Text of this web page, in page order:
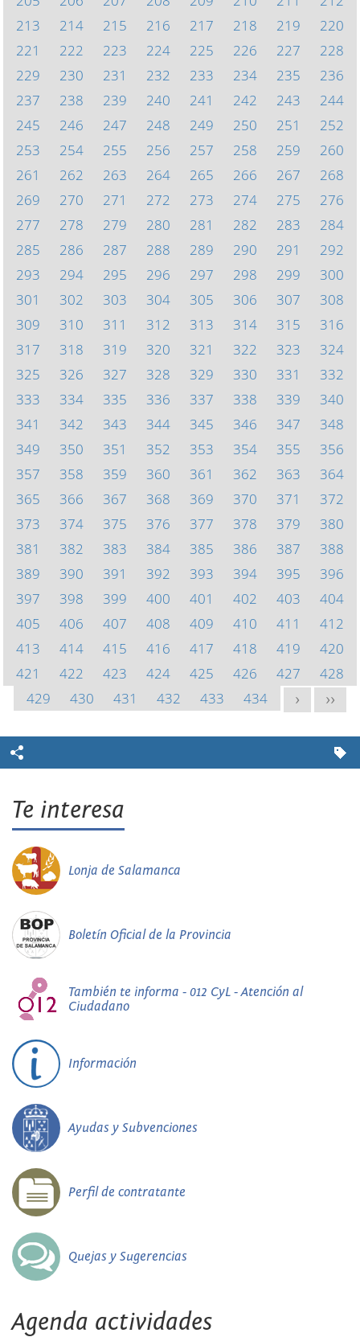
213
214 215 216 217 218 219
220
221
222 223 224 225 226 227
228
229
230 231 232 233 234 235
236
237
238 239 240 241 242 243
244
245
246 247 248 249 250 251
252
253
254 255 256 257 258 259
260
261
262 263 264 265 266 267
268
269
270 271 272 273 274 275
276
277
278 279 280 281 282 283
284
285
286 287 288 289 290 291
292
293
294 295 296 297 298 299
300
301
302 303 304 305 306 307
308
309
310 311 312 313 314 315
316
317
318 319 320 321 322 323
324
325
326 327 328 329 330 331
332
333
334 335 336 337 338 339
340
341
342 343 344 345 346 347
348
349
350 351 352 353 354 355
356
357
358 359 360 361 362 363
364
365
366 367 368 369 370 371
372
373
374 375 376 377 378 379
380
381
382 383 384 385 386 387
388
389
390 391 392 393 394 395
396
397
398 399 400 401 402 403
404
405
406 407 408 409 410 411
412
413
414 415 416 417 418 419
420
421
422 423 424 425 426 427
428
429
430 431 432 433 434 > >>
Te interesa
Lonja de Salamanca
Boletín Oficial de la Provincia
También te informa - 012 CyL - Atención al
Ciudadano
Información
Ayudas y Subvenciones
Perfil de contratante
Quejas y Sugerencias
Agenda actividades